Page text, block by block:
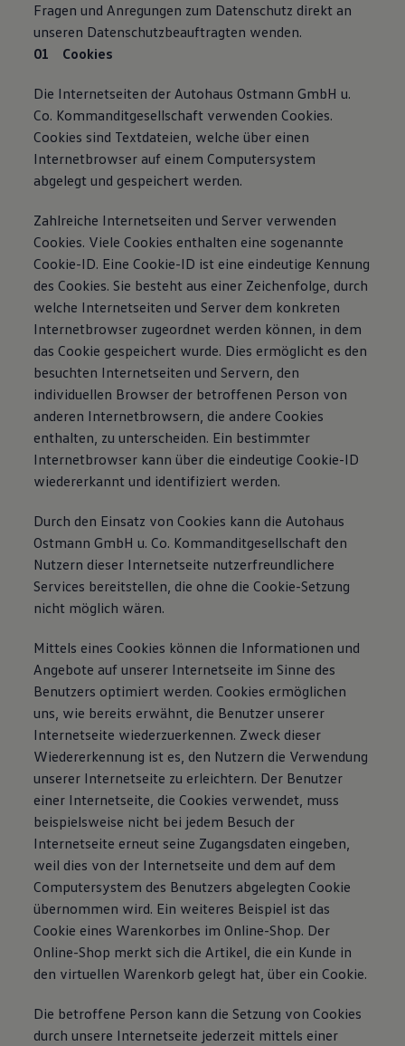
Fragen und Anregungen zum Datenschutz direkt an
unseren Datenschutzbeauftragten wenden.
Cookies
Die Internetseiten der Autohaus Ostmann GmbH u.
Co. Kommanditgesellschaft verwenden Cookies.
Cookies sind Textdateien, welche über einen
Internetbrowser auf einem Computersystem
abgelegt und gespeichert werden.
Zahlreiche Internetseiten und Server verwenden
Cookies. Viele Cookies enthalten eine sogenannte
Cookie-ID. Eine Cookie-ID ist eine eindeutige Kennung
des Cookies. Sie besteht aus einer Zeichenfolge, durch
welche Internetseiten und Server dem konkreten
Internetbrowser zugeordnet werden können, in dem
das Cookie gespeichert wurde. Dies ermöglicht es den
besuchten Internetseiten und Servern, den
individuellen Browser der betroffenen Person von
anderen Internetbrowsern, die andere Cookies
enthalten, zu unterscheiden. Ein bestimmter
Internetbrowser kann über die eindeutige Cookie-ID
wiedererkannt und identifiziert werden.
Durch den Einsatz von Cookies kann die Autohaus
Ostmann GmbH u. Co. Kommanditgesellschaft den
Nutzern dieser Internetseite nutzerfreundlichere
Services bereitstellen, die ohne die Cookie-Setzung
nicht möglich wären.
Mittels eines Cookies können die Informationen und
Angebote auf unserer Internetseite im Sinne des
Benutzers optimiert werden. Cookies ermöglichen
uns, wie bereits erwähnt, die Benutzer unserer
Internetseite wiederzuerkennen. Zweck dieser
Wiedererkennung ist es, den Nutzern die Verwendung
unserer Internetseite zu erleichtern. Der Benutzer
einer Internetseite, die Cookies verwendet, muss
beispielsweise nicht bei jedem Besuch der
Internetseite erneut seine Zugangsdaten eingeben,
weil dies von der Internetseite und dem auf dem
Computersystem des Benutzers abgelegten Cookie
übernommen wird. Ein weiteres Beispiel ist das
Cookie eines Warenkorbes im Online-Shop. Der
Online-Shop merkt sich die Artikel, die ein Kunde in
den virtuellen Warenkorb gelegt hat, über ein Cookie.
Die betroffene Person kann die Setzung von Cookies
durch unsere Internetseite jederzeit mittels einer